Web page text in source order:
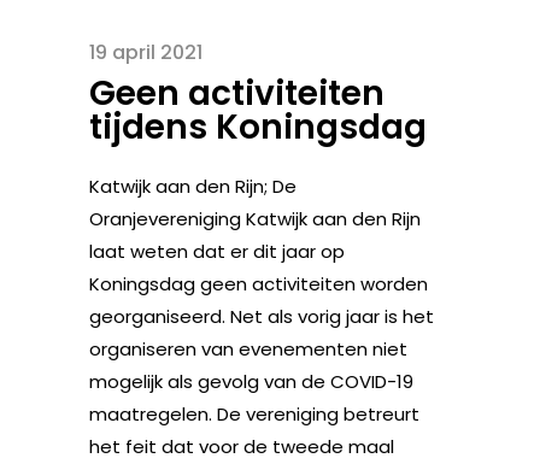
19 april 2021
Geen activiteiten
tijdens Koningsdag
Katwijk aan den Rijn; De
Oranjevereniging Katwijk aan den Rijn
laat weten dat er dit jaar op
Koningsdag geen activiteiten worden
georganiseerd. Net als vorig jaar is het
organiseren van evenementen niet
mogelijk als gevolg van de COVID-19
maatregelen. De vereniging betreurt
het feit dat voor de tweede maal